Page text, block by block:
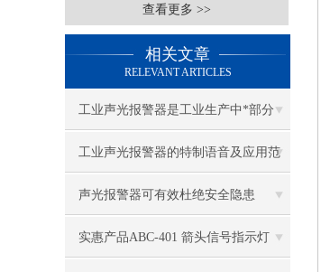
查看更多 >>
相关文章
RELEVANT ARTICLES
工业声光报警器是工业生产中*部分
工业声光报警器的特制语音及应用范
围
声光报警器可有效杜绝安全隐患
实惠产品ABC-401 箭头信号指示灯